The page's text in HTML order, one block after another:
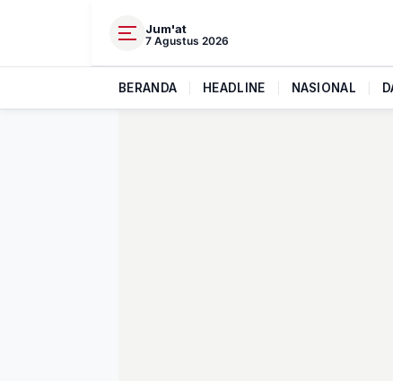
Jum'at
7 Agustus 2026
BERANDA HEADLINE NASIONAL